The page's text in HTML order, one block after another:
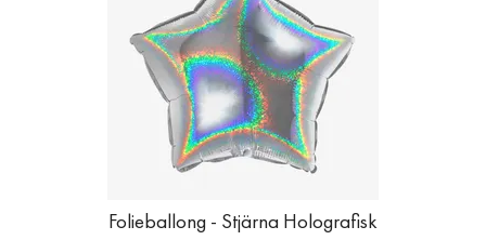
Folieballong - Stjärna Holografisk